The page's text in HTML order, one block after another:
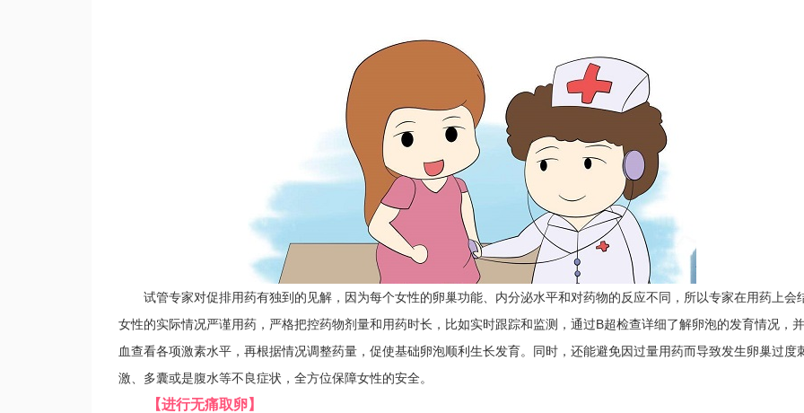
试管专家对促排用药有独到的见解，因为每个女性的卵巢功能、内分泌水平和对药物的反应不同，所以专家在用药上会
女性的实际情况严谨用药，严格把控药物剂量和用药时长，比如实时跟踪和监测，通过B超检查详细了解卵泡的发育情况，
血查看各项激素水平，再根据情况调整药量，促使基础卵泡顺利生长发育。同时，还能避免因过量用药而导致发生卵巢过度
激、多囊或是腹水等不良症状，全方位保障女性的安全。
【进行无痛取卵】